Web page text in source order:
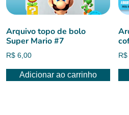
Arquivo topo de bolo
Super Mario #7
R$ 6,00
Adicionar ao carrinho
R$